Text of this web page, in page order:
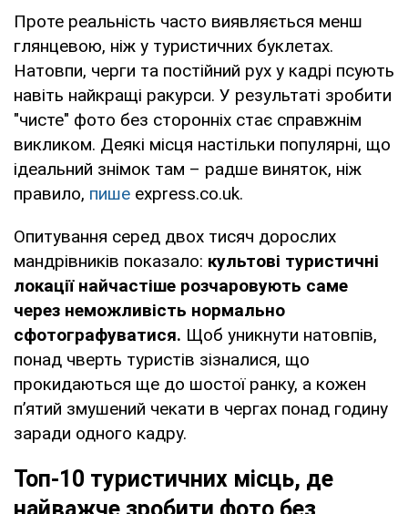
Проте реальність часто виявляється менш
глянцевою, ніж у туристичних буклетах.
Натовпи, черги та постійний рух у кадрі псують
навіть найкращі ракурси. У результаті зробити
"чисте" фото без сторонніх стає справжнім
викликом. Деякі місця настільки популярні, що
ідеальний знімок там – радше виняток, ніж
правило, пише express.co.uk.
Опитування серед двох тисяч дорослих
мандрівників показало: культові туристичні
локації найчастіше розчаровують саме
через неможливість нормально
сфотографуватися. Щоб уникнути натовпів,
понад чверть туристів зізналися, що
прокидаються ще до шостої ранку, а кожен
п’ятий змушений чекати в чергах понад годину
заради одного кадру.
Топ-10 туристичних місць, де
найважче зробити фото без